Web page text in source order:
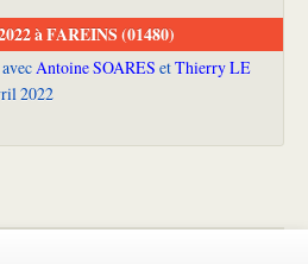
à FAREINS (01480)
Antoine SOARES etThierry LE
2022